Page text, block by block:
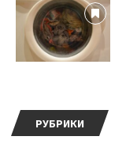
РУБРИКИ